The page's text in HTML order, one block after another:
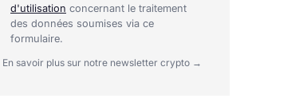
d'utilisation concernant le traitement
des données soumises via ce
formulaire.
En savoir plus sur notre newsletter crypto →